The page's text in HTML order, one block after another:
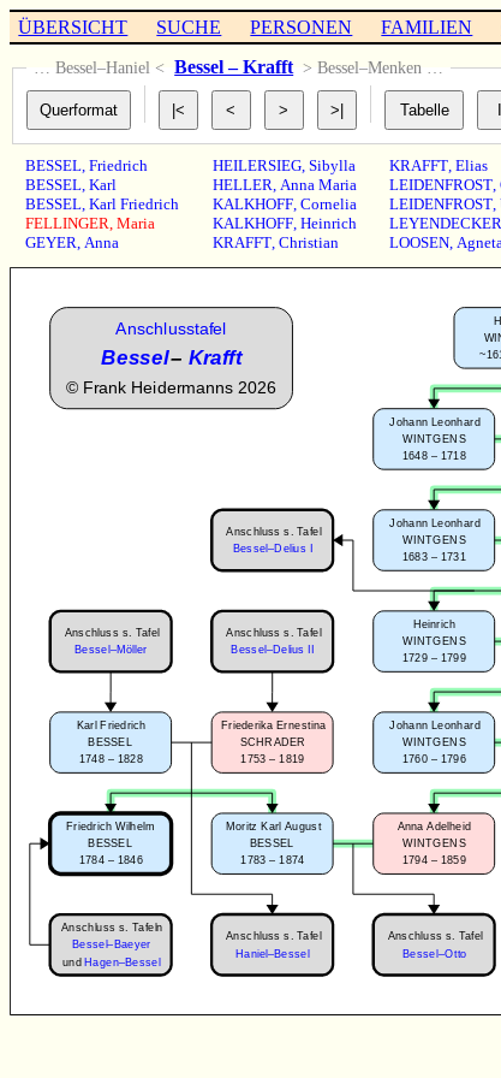
ÜBERSICHT SUCHE PERSONEN FAMILIEN
… Bessel–Haniel < Bessel – Krafft > Bessel–Menken …
BESSEL,Friedrich
BESSEL,Karl
BESSEL,Karl Friedrich
FELLINGER,Maria
GEYER,Anna
HEILERSIEG, Sibylla
HELLER, Anna Maria
KALKHOFF, Cornelia
KALKHOFF, Heinrich
KRAFFT, Christian
KRAFFT, Elias
LEIDENFROST,
LEIDENFROST,
LEYENDECKER
LOOSEN,
Anna Adelheid
WINTGENS
1794 – 1859
Moritz Karl August
BESSEL
1783 – 1874
Friederika Ernestina
SCHRADER
1753 – 1819
Karl Friedrich
BESSEL
1748 – 1828
Friedrich Wilhelm
BESSEL
1784 – 1846
Anschlusstafel
Bessel– Krafft
© Frank Heidermanns 2026
Anschluss s. Tafel
Bessel–Otto
Johann Leonhard
WINTGENS
1760 – 1796
Heinrich
WINTGENS
1729 – 1799
Johann Leonhard
WINTGENS
1683 – 1731
Johann Leonhard
WINTGENS
1648 – 1718
Anschluss s. Tafel
Bessel–Delius I
Anschluss s. Tafel
Bessel–Delius II
Anschluss s. Tafel
Bessel–Möller
Anschluss s. Tafel
Haniel–Bessel
Anschluss s. Tafeln
Bessel–Baeyer
und Hagen–Bessel